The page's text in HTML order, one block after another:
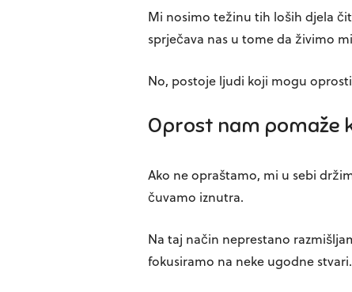
Mi nosimo težinu tih loših djela
sprječava nas u tome da živimo
No, postoje ljudi koji mogu
Oprost nam pomaže
Ako ne opraštamo, mi u sebi
čuvamo iznutra.
Na taj način neprestano
fokusiramo na neke ugodne stvari.